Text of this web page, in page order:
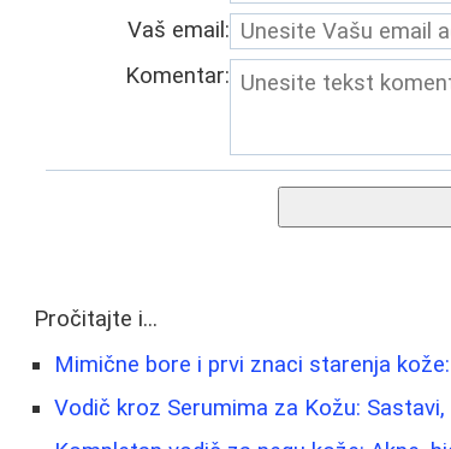
Vaš email:
Komentar:
Pročitajte i...
Mimične bore i prvi znaci starenja
Vodič kroz Serumima za Kožu: